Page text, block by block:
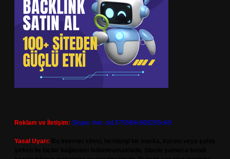
Reklam ve İletişim: Skype: live:.cid.575569c608265c69
Yasal Uyarı: